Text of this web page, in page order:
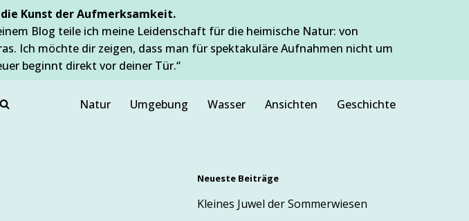
Kunst der Aufmerksamkeit.
Blog teile ich meine Leidenschaft für die heimische Natur: von
Ich möchte dir zeigen, dass man für spektakuläre Aufnahmen nicht um
beginnt direkt vor deiner Tür.“
Natur Umgebung Wasser Ansichten Geschichte
Neueste Beiträge
Kleines Juwel der Sommerwiesen